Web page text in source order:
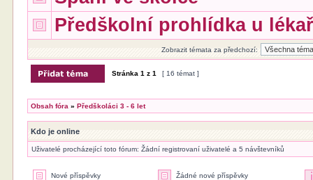
Předškolní prohlídka u
Zobrazit témata za předchozí:
Stránka1 z1 [ 16 témat ]
Obsah fóra »Předškoláci 3 - 6 let
Kdo je online
Uživatelé procházející toto fórum: Žádní registrovaní uživatelé a 5 návštevníků
Nové příspěvky Žádné nové příspěvky